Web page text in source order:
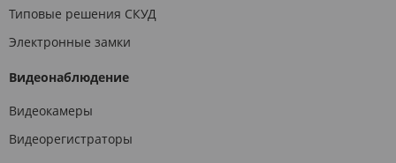
Типовые решения СКУД
Электронные замки
Видеонаблюдение
Видеокамеры
Видеорегистраторы